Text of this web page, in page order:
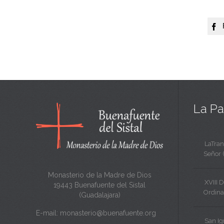

Monasterio de la Madre de Dios
19443 Buenafuente del Sistal
(Guadalajara)
E-mail: monasterio@buenafuente.org
La
Señor
XVIII
San